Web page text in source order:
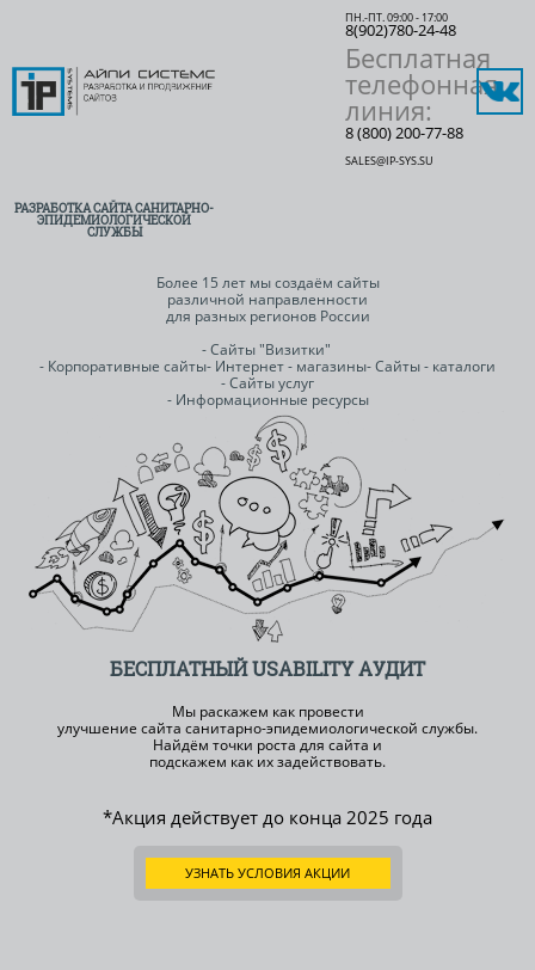
ПН.-ПТ. 09:00 - 17:00
8(902)780-24-48
Бесплатная
телефонная
линия:
8 (800) 200-77-88
SALES@IP-SYS.SU
РАЗРАБОТКА САЙТА САНИТАРНО-
ЭПИДЕМИОЛОГИЧЕСКОЙ
СЛУЖБЫ
Более 15 лет мы создаём сайты
различной направленности
для разных регионов России
- Сайты "Визитки"
- Корпоративные сайты- Интернет - магазины- Сайты - каталоги
- Сайты услуг
- Информационные ресурсы
БЕСПЛАТНЫЙUSABILITY АУДИТ
Мы раскажем как провести
улучшение сайта санитарно-эпидемиологической службы.
Найдём точки роста для сайта и
подскажем как их задействовать.
*Акция действует до конца 2025 года
УЗНАТЬ УСЛОВИЯ АКЦИИ